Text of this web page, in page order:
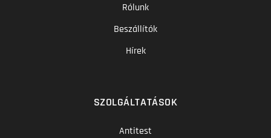
Rólunk
Beszállítók
Hírek
SZOLGÁLTATÁSOK
Antitest